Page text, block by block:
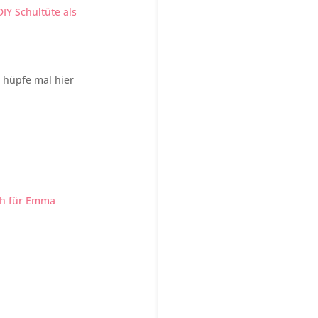
Schultüte als
hüpfe mal hier
für Emma